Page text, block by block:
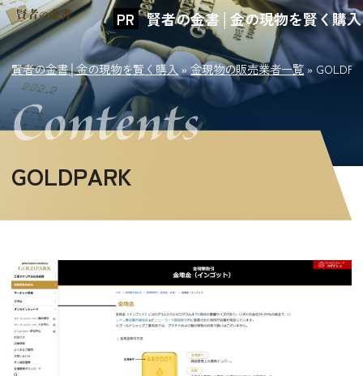
賢者の金書│金の現物を賢く購入
賢者の金書│金の現物を賢く購入»金現物の販売業者一覧»
GOLDPARK